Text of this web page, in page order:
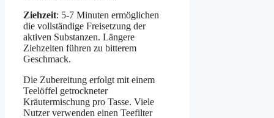
Ziehzeit: 5-7 Minuten ermöglichen
die vollständige Freisetzung der
aktiven Substanzen. Längere
Ziehzeiten führen zu bitterem
Geschmack.
Die Zubereitung erfolgt mit einem
Teelöffel getrockneter
Kräutermischung pro Tasse. Viele
Nutzer verwenden einen Teefilter